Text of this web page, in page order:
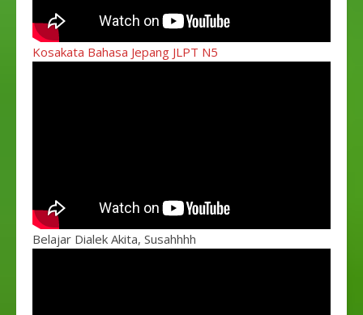
Kosakata Bahasa Jepang JLPT N5
Belajar Dialek Akita, Susahhhh